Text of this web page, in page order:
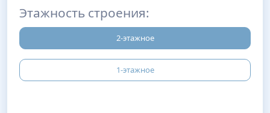
Этажность строения:
2-этажное
1-этажное